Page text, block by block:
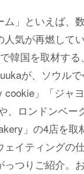
」といえば、
気が再燃して
韓国を取材する
が、ソウル
」「ジャ
、ロンドンベー
」の4店を取
イティングの
っつりご紹介。